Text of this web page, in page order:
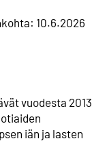
10.6.2026
vuodesta 2013
iän ja lasten